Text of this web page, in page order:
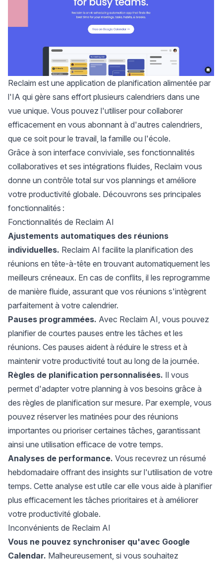
Reclaim est une application de planification alimentée par
l'IA qui gère sans effort plusieurs calendriers dans une
vue unique. Vous pouvez l'utiliser pour collaborer
efficacement en vous abonnant à d'autres calendriers,
que ce soit pour le travail, la famille ou l'école.
Grâce à son interface conviviale, ses fonctionnalités
collaboratives et ses intégrations fluides, Reclaim vous
donne un contrôle total sur vos plannings et améliore
votre productivité globale. Découvrons ses principales
fonctionnalités :
Fonctionnalités de Reclaim AI
Ajustements automatiques des réunions
individuelles. Reclaim AI facilite la planification des
réunions en tête-à-tête en trouvant automatiquement les
meilleurs créneaux. En cas de conflits, il les reprogramme
de manière fluide, assurant que vos réunions s'intègrent
parfaitement à votre calendrier.
Pauses programmées. Avec Reclaim AI, vous pouvez
planifier de courtes pauses entre les tâches et les
réunions. Ces pauses aident à réduire le stress et à
maintenir votre productivité tout au long de la journée.
Règles de planification personnalisées. Il vous
permet d'adapter votre planning à vos besoins grâce à
des règles de planification sur mesure. Par exemple, vous
pouvez réserver les matinées pour des réunions
importantes ou prioriser certaines tâches, garantissant
ainsi une utilisation efficace de votre temps.
Analyses de performance. Vous recevrez un résumé
hebdomadaire offrant des insights sur l'utilisation de votre
temps. Cette analyse est utile car elle vous aide à planifier
plus efficacement les tâches prioritaires et à améliorer
votre productivité globale.
Inconvénients de Reclaim AI
Vous ne pouvez synchroniser qu'avec Google
Calendar. Malheureusement, si vous souhaitez